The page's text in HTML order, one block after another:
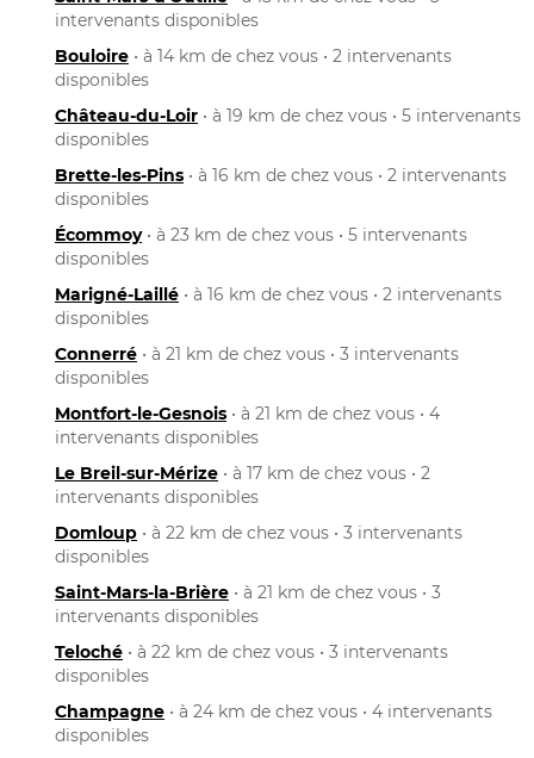
intervenants disponibles
Bouloire • à 14 km de chez vous • 2 intervenants
disponibles
Château-du-Loir • à 19 km de chez vous • 5 intervenants
disponibles
Brette-les-Pins • à 16 km de chez vous • 2 intervenants
disponibles
Écommoy• à 23 km de chez vous • 5 intervenants
disponibles
Marigné-Laillé • à 16 km de chez vous • 2 intervenants
disponibles
Connerré • à 21 km de chez vous • 3 intervenants
disponibles
Montfort-le-Gesnois • à 21 km de chez vous • 4
intervenants disponibles
Le Breil-sur-Mérize • à 17 km de chez vous • 2
intervenants disponibles
Domloup • à 22 km de chez vous • 3 intervenants
disponibles
Saint-Mars-la-Brière • à 21 km de chez vous • 3
intervenants disponibles
Teloché • à 22 km de chez vous • 3 intervenants
disponibles
Champagne • à 24 km de chez vous • 4 intervenants
disponibles